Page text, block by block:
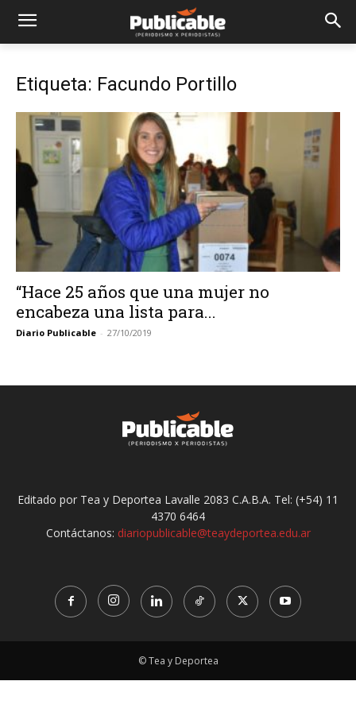
Etiqueta: Facundo Portillo
“Hace 25 años que una mujer no
encabeza una lista para...
Diario Publicable - 27/10/2019
Editado por Tea y Deportea Lavalle 2083 C.A.B.A. Tel: (+54) 11
4370 6464
Contáctanos: diariopublicable@teaydeportea.edu.ar
© Tea y Deportea